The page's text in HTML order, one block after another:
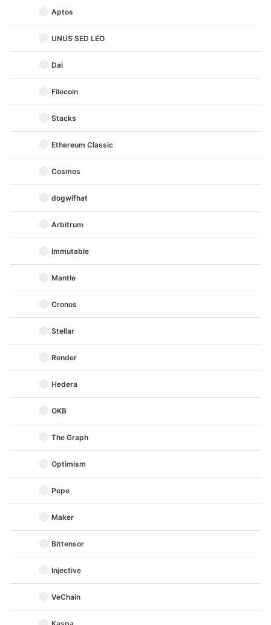
Aptos
UNUS SED LEO
Dai
Filecoin
Stacks
Ethereum Classic
Cosmos
dogwifhat
Arbitrum
Immutable
Mantle
Cronos
Stellar
Render
Hedera
OKB
The Graph
Optimism
Pepe
Maker
Bittensor
Injective
VeChain